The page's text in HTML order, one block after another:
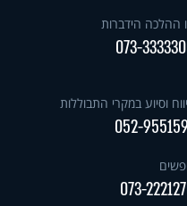
ההלכה הידברות
073-
וסיוע במקרי התבוללות
052-
073-